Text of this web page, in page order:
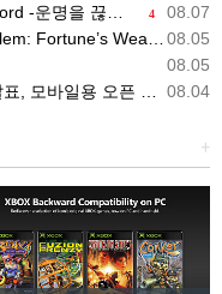
4 08.07
끊는 자 트레일러
08.05
크린샷과 동영상(한국어 자막)
08.05
08.04
멀티플레이 생존 크래프트
+